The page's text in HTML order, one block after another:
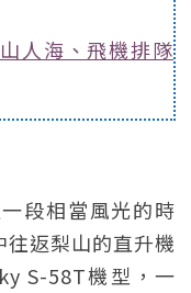
人海、飛機排隊
段相當風光的時
返梨山的直升機
S-58T機型，一